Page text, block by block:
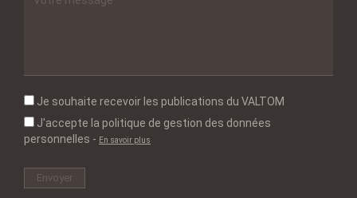
Je souhaite recevoir les publications du VALTOM
J'accepte la politique de gestion des données
personnelles - En savoir plus